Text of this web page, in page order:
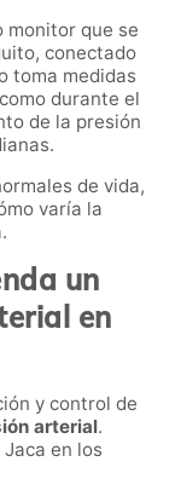
monitor que se
conectado
toma medidas
durante el
de la presión
de vida,
varía la
un
en
y control de
arterial.
en los